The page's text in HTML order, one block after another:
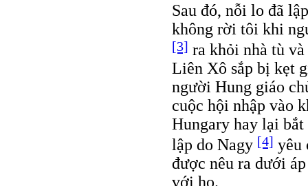
Sau đó, nỗi lo đã
không rời tôi khi
[3] ra khỏi nhà tù
Liên Xô sắp bị kẹt
người Hung giáo
cuộc hội nhập vào
Hungary hay lại bắt
lập do Nagy [4] yêu
được nêu ra dưới
với họ.